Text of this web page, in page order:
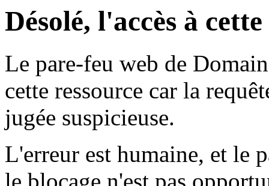
Désolé, l'accès à
Le pare-feu web de
cette ressource car la
jugée suspicieuse.
L'erreur est humaine, et le